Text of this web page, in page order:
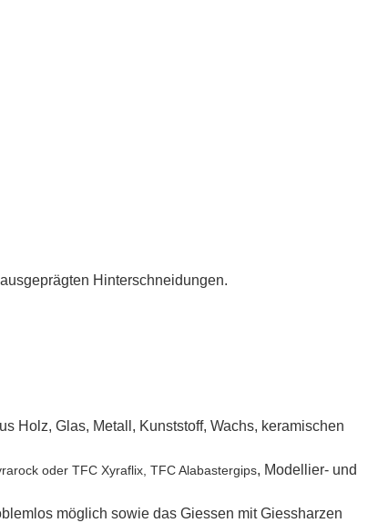
Hinterschneidungen.
Holz, Glas, Metall, Kunststoff, Wachs, keramischen
oder TFC Xyraflix, TFC Alabastergips, Modellier- und
möglich sowie das Giessen mit Giessharzen